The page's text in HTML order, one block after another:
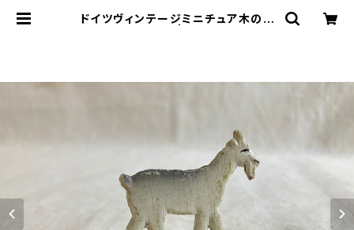
ドイツヴィンテージミニチュア木のヤ